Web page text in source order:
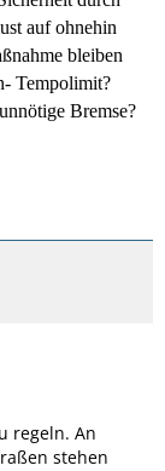
auf ohnehin
bleiben
Tempolimit?
Bremse?
regeln. An
stehen